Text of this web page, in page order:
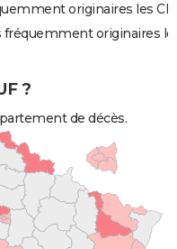
originaires les
originaires
?
de décès.